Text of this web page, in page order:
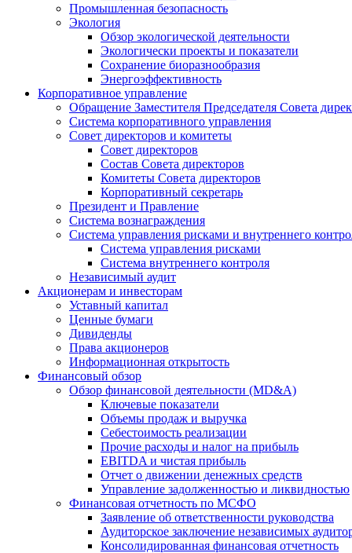
Промышленная безопасность
Экология
Обзор экологической деятельности
Экологически проекты и показатели
Сохранение биоразнообразия
Энергоэффективность
Корпоративное управление
Обращение Заместителя Председателя Совета
Система корпоративного управления
Совет директоров и комитеты
Совет директоров
Состав Совета директоров
Комитеты Совета директоров
Корпоративный секретарь
Президент и Правление
Система вознаграждения
Система управления рисками и внутреннего
Система управления рисками
Система внутреннего контроля
Независимый аудит
Акционерам и инвесторам
Уставный капитал
Ценные бумаги
Дивиденды
Права акционеров
Информационная открытость
Финансовый обзор
Обзор финансовой деятельности (MD&A)
Ключевые показатели
Объемы продаж и выручка
Себестоимость реализации
Прочие расходы и налог на прибыль
EBITDA и чистая прибыль
Отчет о движении денежных средств
Управление задолженностью и ликвидностью
Финансовая отчетность по МСФО
Заявление об ответственности руководства
Аудиторское заключение независимых
Консолидированная финансовая отчетность